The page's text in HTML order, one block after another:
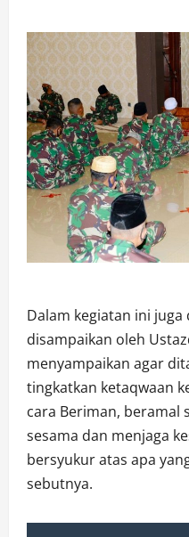
Dalam kegiatan ini juga
disampaikan oleh
menyampaikan agar
tingkatkan ketaqwaan
cara Beriman, beramal
sesama dan menjaga
bersyukur atas apa
sebutnya.